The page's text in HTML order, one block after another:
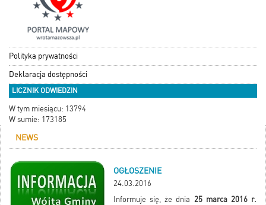
Polityka prywatności
Deklaracja dostępności
LICZNIK ODWIEDZIN
W tym miesiącu: 13794
W sumie: 173185
NEWS
OGŁOSZENIE
24.03.2016
Informuje się, że dnia 25 marca 2016 r.